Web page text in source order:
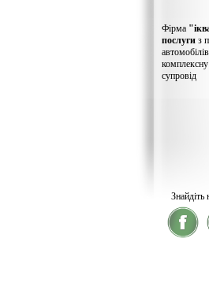
Фірма
послуги з
комплексну
супровід
Знайдіть